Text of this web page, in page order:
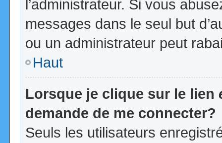
l’administrateur. Si vous
messages dans le seul but
ou un administrateur peut
Haut
Lorsque je clique sur le lien
demande de me connecter?
Seuls les utilisateurs